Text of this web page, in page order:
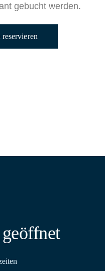
gebucht werden.